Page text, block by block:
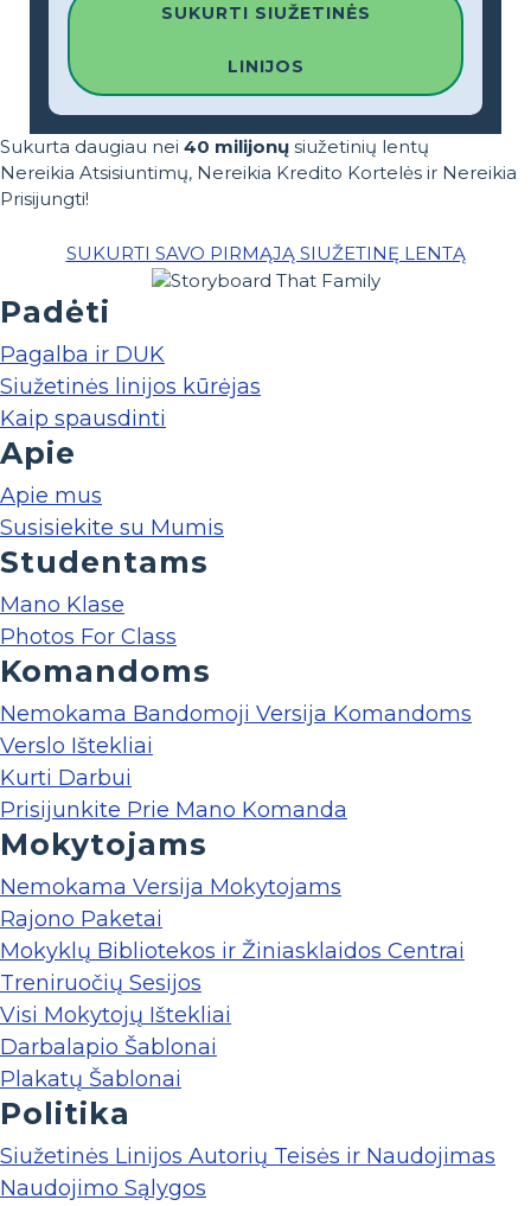
SUKURTI SIUŽETINĖS
LINIJOS
Sukurta daugiau nei 40 milijonų siužetinių lentų
Nereikia Atsisiuntimų, Nereikia Kredito Kortelės ir Nereikia
Prisijungti!
SUKURTI SAVO PIRMĄJĄ SIUŽETINĘ LENTĄ
Padėti
Pagalba ir DUK
Siužetinės linijos kūrėjas
Kaip spausdinti
Apie
Apie mus
Susisiekite su Mumis
Studentams
Mano Klase
Photos For Class
Komandoms
Nemokama Bandomoji Versija Komandoms
Verslo Ištekliai
Kurti Darbui
Prisijunkite Prie Mano Komanda
Mokytojams
Nemokama Versija Mokytojams
Rajono Paketai
Mokyklų Bibliotekos ir Žiniasklaidos Centrai
Treniruočių Sesijos
Visi Mokytojų Ištekliai
Darbalapio Šablonai
Plakatų Šablonai
Politika
Siužetinės Linijos Autorių Teisės ir Naudojimas
Naudojimo Sąlygos